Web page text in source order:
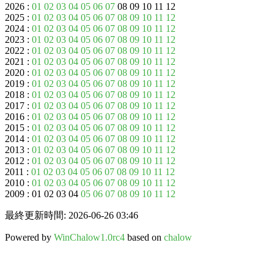
2026 : 01 02 03 04 05 06 07 08 09 10 11 12
2025 : 01 02 03 04 05 06 07 08 09 10 11 12
2024 : 01 02 03 04 05 06 07 08 09 10 11 12
2023 : 01 02 03 04 05 06 07 08 09 10 11 12
2022 : 01 02 03 04 05 06 07 08 09 10 11 12
2021 : 01 02 03 04 05 06 07 08 09 10 11 12
2020 : 01 02 03 04 05 06 07 08 09 10 11 12
2019 : 01 02 03 04 05 06 07 08 09 10 11 12
2018 : 01 02 03 04 05 06 07 08 09 10 11 12
2017 : 01 02 03 04 05 06 07 08 09 10 11 12
2016 : 01 02 03 04 05 06 07 08 09 10 11 12
2015 : 01 02 03 04 05 06 07 08 09 10 11 12
2014 : 01 02 03 04 05 06 07 08 09 10 11 12
2013 : 01 02 03 04 05 06 07 08 09 10 11 12
2012 : 01 02 03 04 05 06 07 08 09 10 11 12
2011 : 01 02 03 04 05 06 07 08 09 10 11 12
2010 : 01 02 03 04 05 06 07 08 09 10 11 12
2009 : 01 02 03 04 05 06 07 08 09 10 11 12
最終更新時間: 2026-06-26 03:46
Powered by WinChalow1.0rc4 based on chalow